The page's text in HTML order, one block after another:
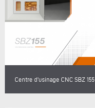
Centre d'usinage CNC SBZ 155